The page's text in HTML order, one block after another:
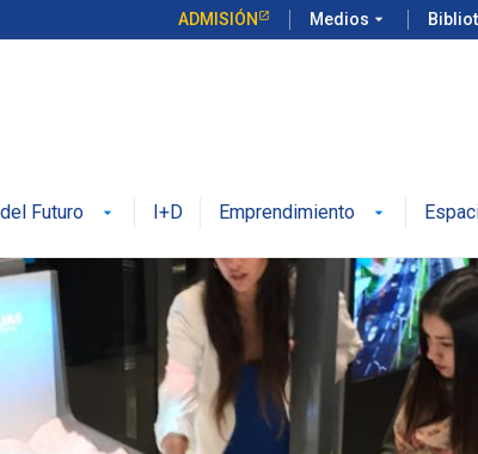
ADMISIÓN Medios arrow_drop_down
Futuro I+D Emprendimiento